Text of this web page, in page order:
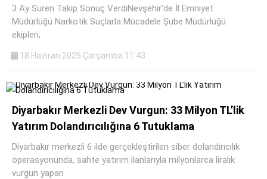
3 Ay Süren Takip Sonuç VerdiNevşehir’de İl Emniyet
Müdürlüğü Narkotik Suçlarla Mücadele Şube Müdürlüğü
ekipleri,
18 Haziran 2025 Çarşamba 11:43
Diyarbakır Merkezli Dev Vurgun: 33 Milyon TL’lik
Yatırım Dolandırıcılığına 6 Tutuklama
Diyarbakır merkezli 6 ilde gerçekleştirilen siber dolandırıcılık
operasyonunda, sahte yatırım ilanlarıyla milyonlarca liralık
vurgun yapan